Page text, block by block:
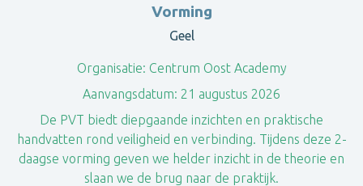
Vorming
Geel
Organisatie: Centrum Oost Academy
Aanvangsdatum: 21 augustus 2026
De PVT biedt diepgaande inzichten en praktische
handvatten rond veiligheid en verbinding. Tijdens deze 2-
daagse vorming geven we helder inzicht in de theorie en
slaan we de brug naar de praktijk.